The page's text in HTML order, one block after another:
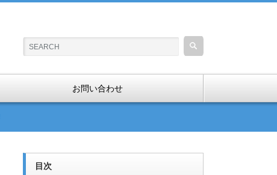
お問い合わせ
目次